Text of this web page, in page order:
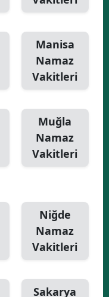
Manisa
Namaz
Vakitleri
Muğla
Namaz
Vakitleri
Niğde
Namaz
Vakitleri
Sakarya